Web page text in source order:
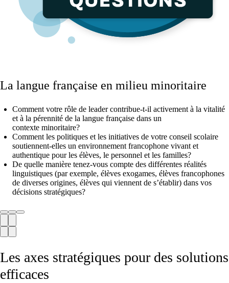
La langue française en milieu minoritaire
Comment votre rôle de leader contribue-t-il activement à la vitalité
et à la pérennité de la langue française dans un
contexte minoritaire?
Comment les politiques et les initiatives de votre conseil scolaire
soutiennent-elles un environnement francophone vivant et
authentique pour les élèves, le personnel et les familles?
De quelle manière tenez-vous compte des différentes réalités
linguistiques (par exemple, élèves exogames, élèves francophones
de diverses origines, élèves qui viennent de s’établir) dans vos
décisions stratégiques?
Les axes stratégiques pour des solutions
efficaces